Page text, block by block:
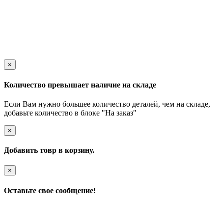
×
Количество превышает наличие на складе
Если Вам нужно большее количество деталей, чем на складе,
добавьте количество в блоке "На заказ"
×
Добавить товр в корзину.
×
Оставьте свое сообщение!